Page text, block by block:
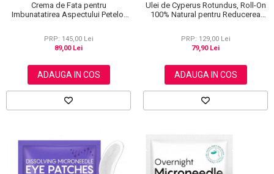
Crema de Fata pentru
Imbunatatirea Aspectului Petelor
PRP: 145,00 Lei
89,00 Lei
ADAUGA IN COS
Ulei de Cyperus Rotundus, Roll-On
100% Natural pentru Reducerea
PRP: 129,00 Lei
79,90 Lei
ADAUGA IN COS